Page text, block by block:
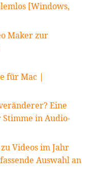
[Windows,
Maker zur
für Mac |
Eine
in Audio-
Videos im Jahr
Auswahl an